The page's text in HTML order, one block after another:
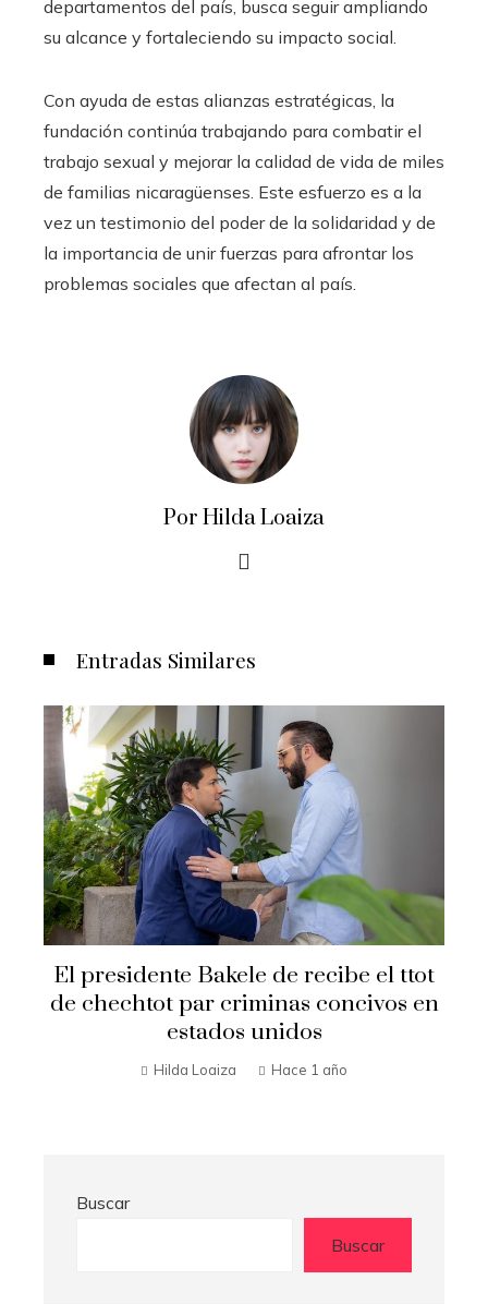
departamentos del país, busca seguir ampliando
su alcance y fortaleciendo su impacto social.
Con ayuda de estas alianzas estratégicas, la
fundación continúa trabajando para combatir el
trabajo sexual y mejorar la calidad de vida de miles
de familias nicaragüenses. Este esfuerzo es a la
vez un testimonio del poder de la solidaridad y de
la importancia de unir fuerzas para afrontar los
problemas sociales que afectan al país.
Por Hilda Loaiza
Entradas Similares
El presidente Bakele de recibe el ttot
de chechtot par criminas concivos en
estados unidos
Hilda Loaiza Hace 1 año
Buscar
Buscar